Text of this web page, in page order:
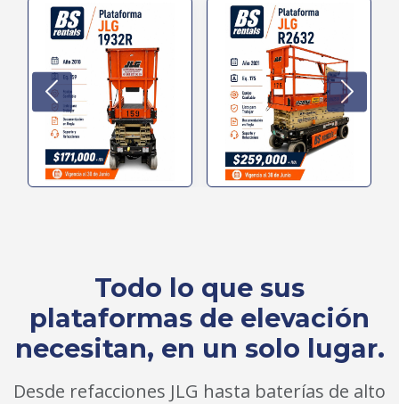
Todo lo que sus
plataformas de elevación
necesitan, en un solo lugar.
Desde refacciones JLG hasta baterías de alto